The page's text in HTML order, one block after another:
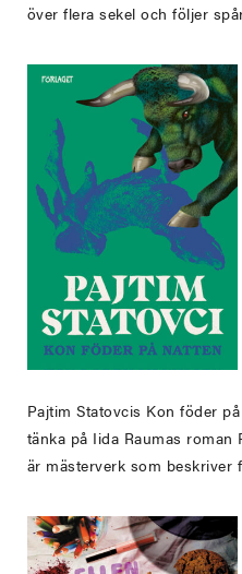
över flera sekel och följer
Pajtim Statovcis Kon föder
tänka på Iida Raumas roman
är mästerverk som